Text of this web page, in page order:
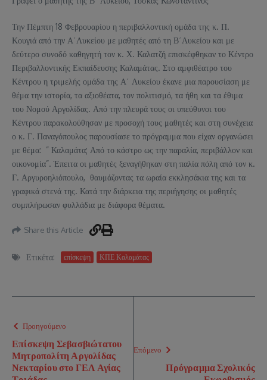
Την Πέμπτη 18 Φεβρουαρίου η περιβαλλοντική ομάδα της κ. Π.
Κουγιά από την Α΄Λυκείου με μαθητές από τη Β΄Λυκείου και με
δεύτερο συνοδό καθηγητή τον κ. Χ. Καλατζή επισκέφθηκαν το Κέντρο
Περιβαλλοντικής Εκπαίδευσης Καλαμάτας. Στο αμφιθέατρο του
Κέντρου η τριμελής ομάδα της Α΄ Λυκείου έκανε μια παρουσίαση με
θέμα την ιστορία, τα αξιοθέατα, τον πολιτισμό, τα ήθη και τα έθιμα
του Νομού Αργολίδας. Από την πλευρά τους οι υπεύθυνοι του
Κέντρου παρακολούθησαν με προσοχή τους μαθητές και στη συνέχεια
ο κ. Γ. Παναγόπουλος παρουσίασε το πρόγραμμα που είχαν οργανώσει
με θέμα: ” Καλαμάτα; Από το κάστρο ως την παραλία, περιβάλλον και
οικονομία”. Έπειτα οι μαθητές ξεναγήθηκαν στη παλία πόλη από τον κ.
Γ. Αργυροηλιόπουλο, θαυμάζοντας τα ωραία εκκλησάκια της και τα
γραφικά στενά της. Κατά την διάρκεια της περιήγησης οι μαθητές
συμπλήρωσαν φυλλάδια με διάφορα θέματα.
Share this Article
Ετικέτα: επίσκεψη ΚΠΕ Καλαμάτας
Προηγούμενο
Επίσκεψη Σεβασβιώτατου
Μητροπολίτη Αργολίδας
Νεκταρίου στο ΓΕΛ Αγίας
Επόμενο
Πρόγραμμα Σχολικός